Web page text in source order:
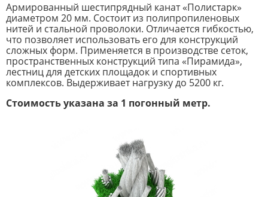
Армированный шестипрядный канат «Полистарк»
диаметром 20 мм. Состоит из полипропиленовых
нитей и стальной проволоки. Отличается гибкостью,
что позволяет использовать его для конструкций
сложных форм. Применяется в производстве сеток,
пространственных конструкций типа «Пирамида»,
лестниц для детских площадок и спортивных
комплексов. Выдерживает нагрузку до 5200 кг.
Стоимость указана за 1 погонный метр.